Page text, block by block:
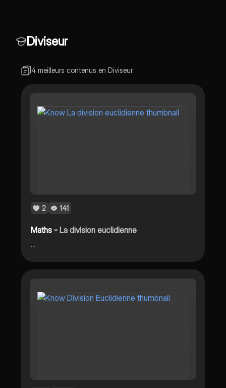
faciliter la compréhension.
Diviseur
4 meilleurs contenus en Diviseur
2 141
Maths -La division euclidienne
...